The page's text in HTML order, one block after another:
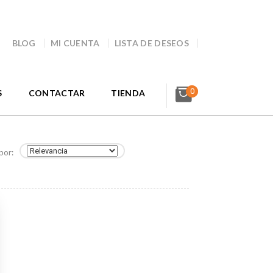
BLOG MI CUENTA LISTA DE DESEOS
CONTACTAR TIENDA 0